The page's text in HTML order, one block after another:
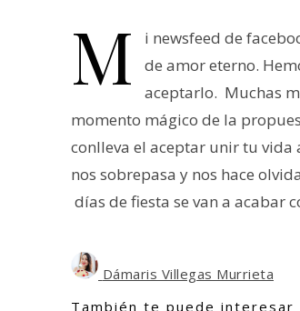
M
i newsfeed de
de amor eterno.
aceptarlo. Muchas
momento mágico de la
conlleva el aceptar unir tu vida
nos sobrepasa y nos hace
días de fiesta se van a acabar
Dámaris Villegas Murrieta
También te puede interesar